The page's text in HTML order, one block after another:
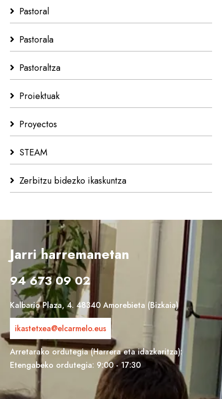
Pastoral
Pastorala
Pastoraltza
Proiektuak
Proyectos
STEAM
Zerbitzu bidezko ikaskuntza
Jarri harremanetan
94 673 09 02
Kalbario Plaza, 4. 48340 Amorebieta (Bizkaia)
ikastetxea@elcarmelo.eus
Arretarako ordutegia (Harrera eta idazkaritza):
Etengabeko ordutegia: 9:00 - 17:30